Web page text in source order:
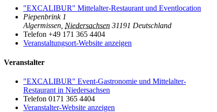
"EXCALIBUR" Mittelalter-Restaurant und Eventlocation
Piepenbrink 1
Algermissen Niedersachsen 31191 Deutschland
Telefon +49 171 365 4404
Veranstaltungsort-Website anzeigen
Veranstalter
"EXCALIBUR" Event-Gastronomie und Mittelalter-
Restaurant in Niedersachsen
Telefon 0171 365 4404
Veranstalter-Website anzeigen